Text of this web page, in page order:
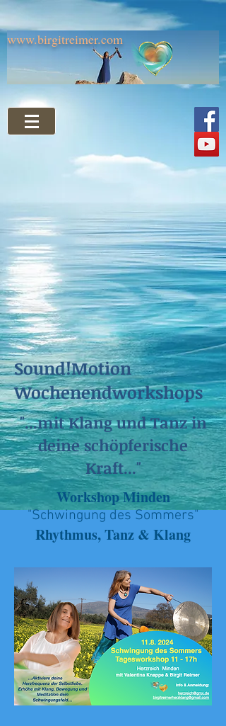
www.birgitreimer.com
Sound!Motion
Wochenendworkshops
"...mit Klang und Tanz in
deine schöpferische
Kraft..."
Workshop Minden
"Schwingung des Sommers"
Rhythmus, Tanz & Klang